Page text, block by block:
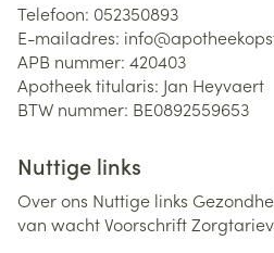
Telefoon: 052350893
E-mailadres: info@
APB nummer: 420403
Apotheek titularis: Jan Heyvaert
BTW nummer: BE0892559653
Nuttige links
Over ons Nuttige links
van wachtVoorschrift